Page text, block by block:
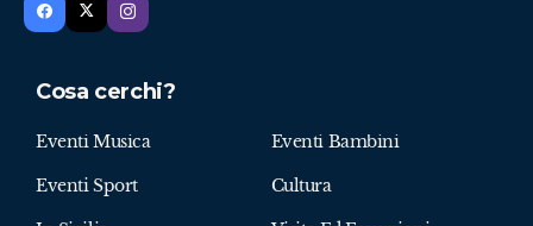
Cosa cerchi?
Eventi Musica Eventi Bambini
Eventi Sport Cultura